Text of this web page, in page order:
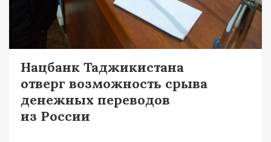
Нацбанк Таджикистана
отверг возможность срыва
денежных переводов
из России